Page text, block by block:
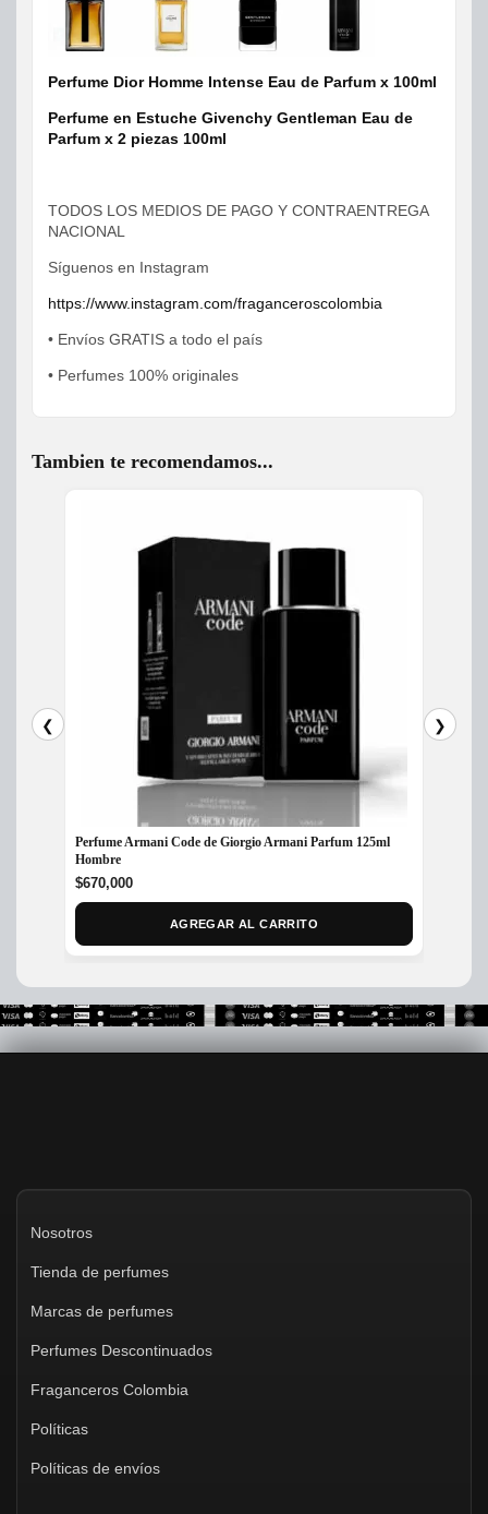
Perfume Dior Homme Intense Eau de Parfum x 100ml
Perfume en Estuche Givenchy Gentleman Eau de
Parfum x 2 piezas 100ml
TODOS LOS MEDIOS DE PAGO Y CONTRAENTREGA
NACIONAL
Síguenos en Instagram
https://www.instagram.com/fraganceroscolombia
• Envíos GRATIS a todo el país
• Perfumes 100% originales
Tambien te recomendamos...
❮
Perfume Armani Code de Giorgio Armani Parfum 125ml
Hombre
$670,000
AGREGAR AL CARRITO
❯
Nosotros
Tienda de perfumes
Marcas de perfumes
Perfumes Descontinuados
Fraganceros Colombia
Políticas
Políticas de envíos